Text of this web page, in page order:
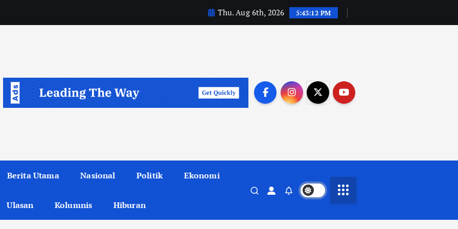
Thu. Aug 6th, 2026 5:43:13 PM
Berita Utama Nasional Politik Ekonomi
Ulasan Kolumnis Hiburan